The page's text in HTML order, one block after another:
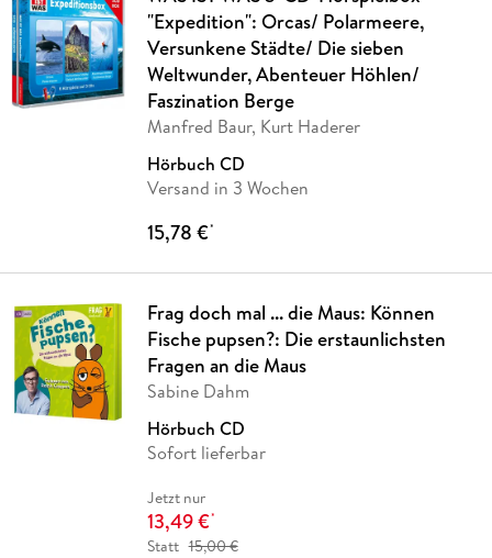
"Expedition": Orcas/ Polarmeere,
Versunkene Städte/ Die sieben
Weltwunder, Abenteuer Höhlen/
Faszination Berge
Manfred Baur, Kurt Haderer
Hörbuch CD
Versand in 3 Wochen
15,78 €*
Frag doch mal ... die Maus: Können
Fische pupsen?: Die erstaunlichsten
Fragen an die Maus
Sabine Dahm
Hörbuch CD
Sofort lieferbar
Jetzt nur
13,49 €*
Statt 15,00 €